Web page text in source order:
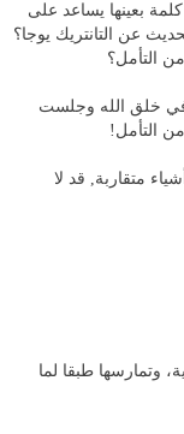
بعينها يساعد على
عن التانتريك يوجا؟
التأمل؟
في خلق الله وجلست
التأمل!
متقاربة, قد لا
وتمارسها طبقا لما